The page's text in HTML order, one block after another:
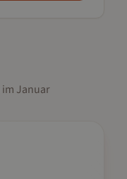
im Januar